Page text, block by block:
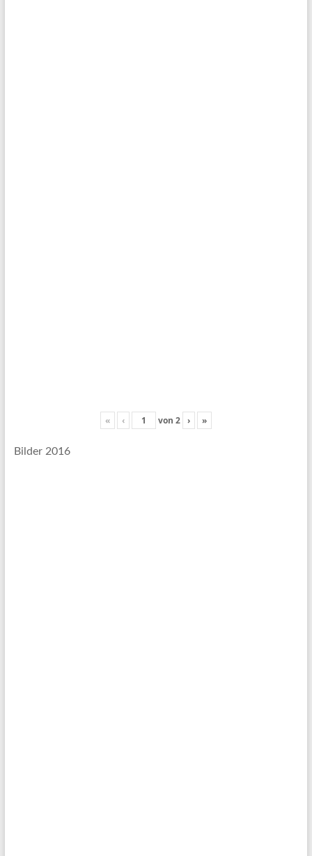
« ‹ von 2 › »
Bilder 2016